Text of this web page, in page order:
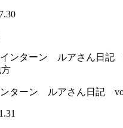
ンターン ルアさん日記